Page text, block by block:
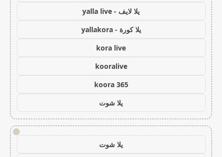
يلا لايف - yalla live
يلا كورة - yallakora
kora live
kooralive
koora 365
يلا شوت
!
يلا شوت